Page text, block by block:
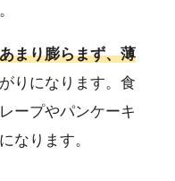
まり膨らまず、薄
りになります。食
ープやパンケーキ
なります。